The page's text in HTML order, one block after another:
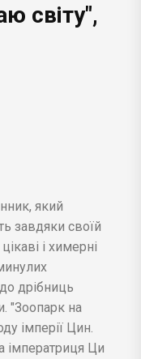
світу",
який
завдяки своїй
і химерні
дрібниць
"Зоопарк на
імперії Цин.
імператриця Ци